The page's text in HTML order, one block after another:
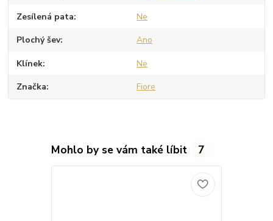
Zesílená pata Ne
Plochý šev Ano
Klínek Ne
Značka Fiore
Mohlo by se vám také líbit 7